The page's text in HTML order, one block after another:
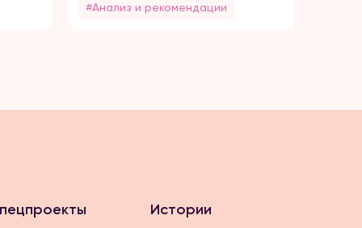
#Анализ и рекомендации
Истории